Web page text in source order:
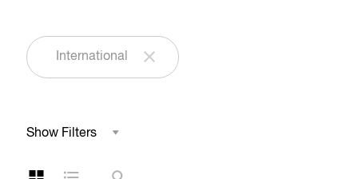
International
Show Filters